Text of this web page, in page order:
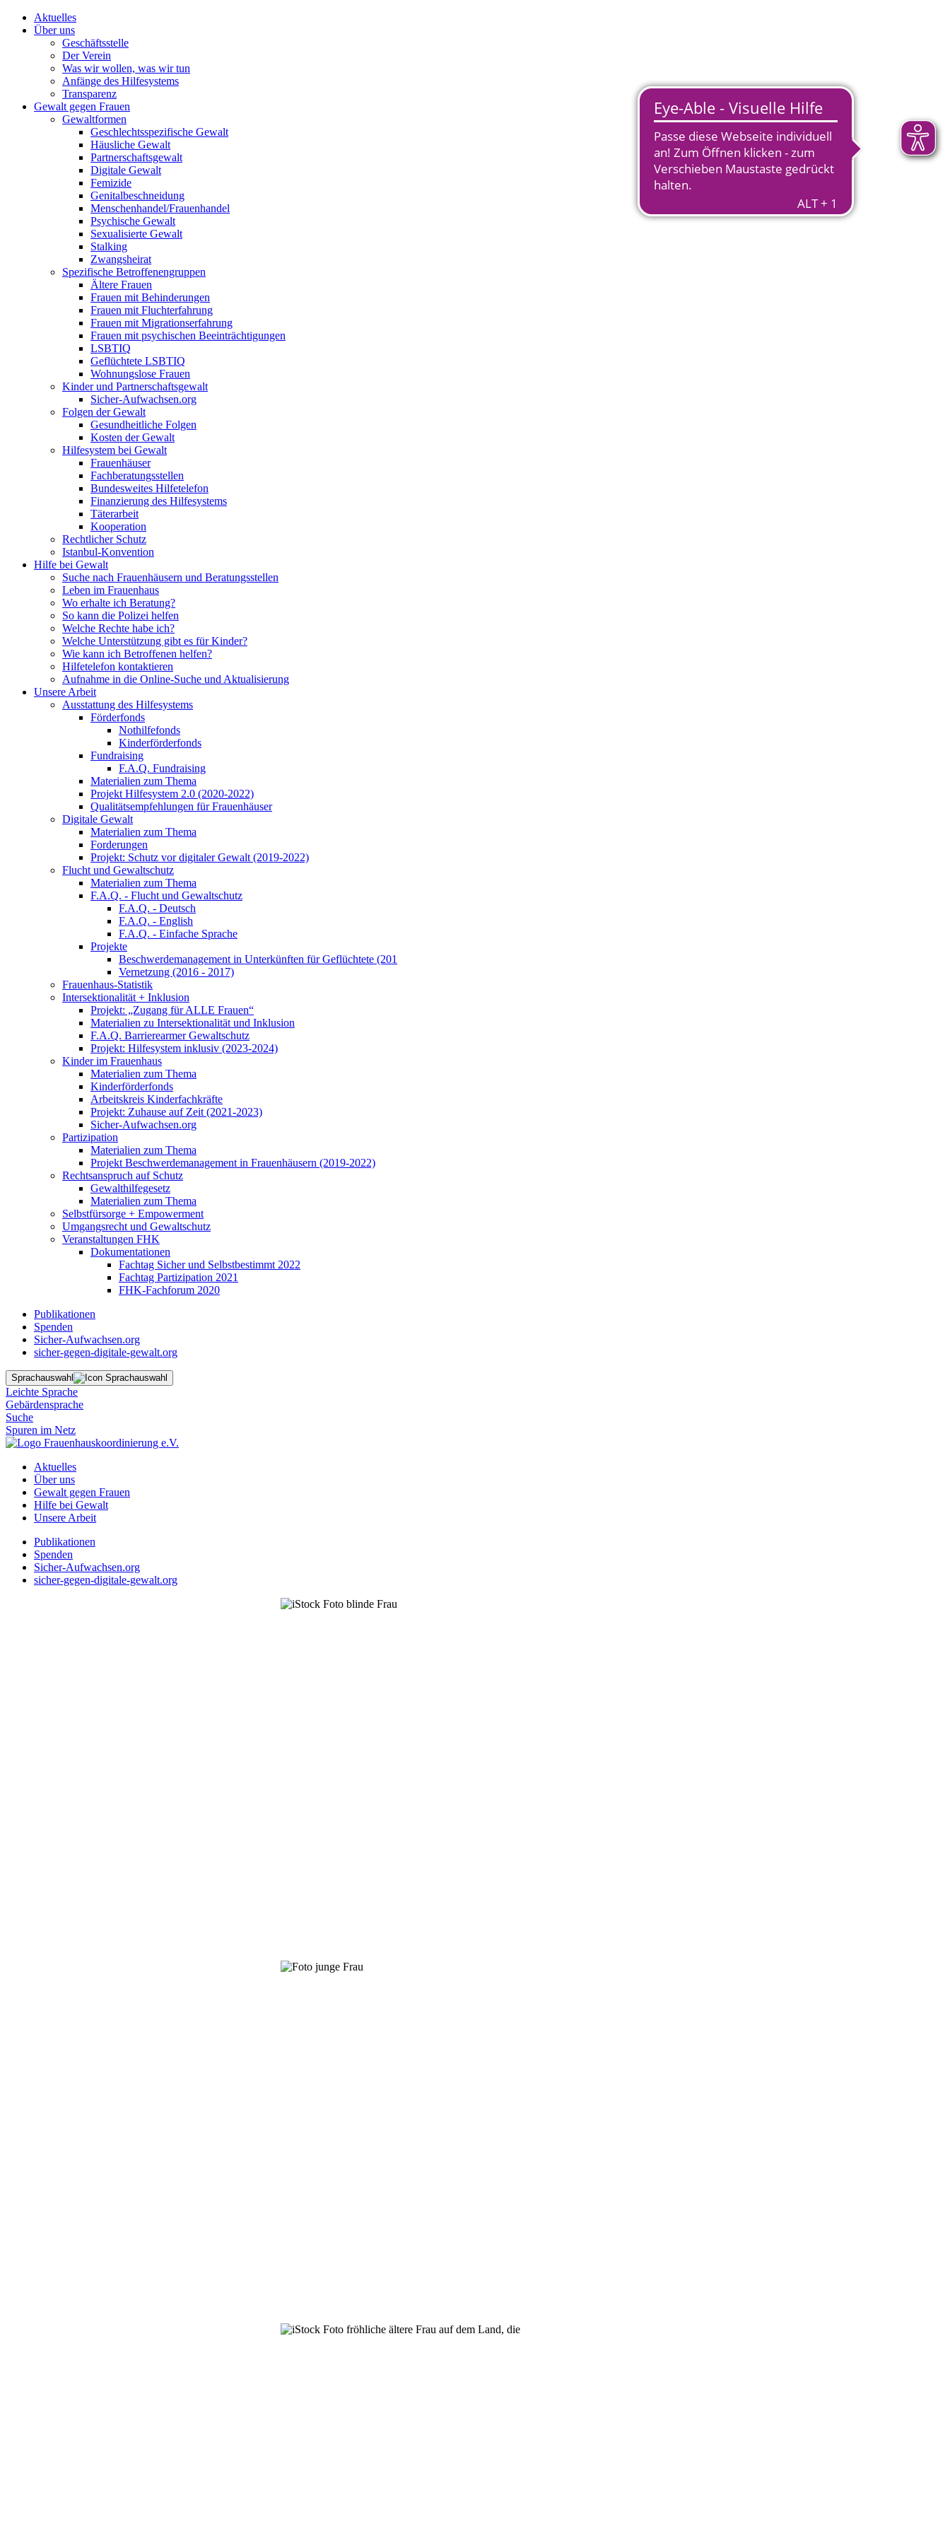
Aktuelles
Über uns
Geschäftsstelle
Der Verein
Was wir wollen, was wir tun
Anfänge des Hilfesystems
Transparenz
Gewalt gegen Frauen
Gewaltformen
Geschlechtsspezifische Gewalt
Häusliche Gewalt
Partnerschaftsgewalt
Digitale Gewalt
Femizide
Genitalbeschneidung
Menschenhandel/Frauenhandel
Psychische Gewalt
Sexualisierte Gewalt
Stalking
Zwangsheirat
Spezifische Betroffenengruppen
Ältere Frauen
Frauen mit Behinderungen
Frauen mit Fluchterfahrung
Frauen mit Migrationserfahrung
Frauen mit psychischen Beeinträchtigungen
LSBTIQ
Geflüchtete LSBTIQ
Wohnungslose Frauen
Kinder und Partnerschaftsgewalt
Sicher-Aufwachsen.org
Folgen der Gewalt
Gesundheitliche Folgen
Kosten der Gewalt
Hilfesystem bei Gewalt
Frauenhäuser
Fachberatungsstellen
Bundesweites Hilfetelefon
Finanzierung des Hilfesystems
Täterarbeit
Kooperation
Rechtlicher Schutz
Istanbul-Konvention
Hilfe bei Gewalt
Suche nach Frauenhäusern und Beratungsstellen
Leben im Frauenhaus
Wo erhalte ich Beratung?
So kann die Polizei helfen
Welche Rechte habe ich?
Welche Unterstützung gibt es für Kinder?
Wie kann ich Betroffenen helfen?
Hilfetelefon kontaktieren
Aufnahme in die Online-Suche und Aktualisierung
Unsere Arbeit
Ausstattung des Hilfesystems
Förderfonds
Nothilfefonds
Kinderförderfonds
Fundraising
F.A.Q. Fundraising
Materialien zum Thema
Projekt Hilfesystem 2.0 (2020-2022)
Qualitätsempfehlungen für Frauenhäuser
Digitale Gewalt
Materialien zum Thema
Forderungen
Projekt: Schutz vor digitaler Gewalt (2019-2022)
Flucht und Gewaltschutz
Materialien zum Thema
F.A.Q. - Flucht und Gewaltschutz
F.A.Q. - Deutsch
F.A.Q. - English
F.A.Q. - Einfache Sprache
Projekte
Beschwerdemanagement in Unterkünften für Geflüchtete (201
Vernetzung (2016 - 2017)
Frauenhaus-Statistik
Intersektionalität + Inklusion
Projekt: „Zugang für ALLE Frauen“
Materialien zu Intersektionalität und Inklusion
F.A.Q. Barrierearmer Gewaltschutz
Projekt: Hilfesystem inklusiv (2023-2024)
Kinder im Frauenhaus
Materialien zum Thema
Kinderförderfonds
Arbeitskreis Kinderfachkräfte
Projekt: Zuhause auf Zeit (2021-2023)
Sicher-Aufwachsen.org
Partizipation
Materialien zum Thema
Projekt Beschwerdemanagement in Frauenhäusern (2019-2022)
Rechtsanspruch auf Schutz
Gewalthilfegesetz
Materialien zum Thema
Selbstfürsorge + Empowerment
Umgangsrecht und Gewaltschutz
Veranstaltungen FHK
Dokumentationen
Fachtag Sicher und Selbstbestimmt 2022
Fachtag Partizipation 2021
FHK-Fachforum 2020
Publikationen
Spenden
Sicher-Aufwachsen.org
sicher-gegen-digitale-gewalt.org
Sprachauswahl
Leichte Sprache
Gebärdensprache
Suche
Spuren im Netz
Aktuelles
Über uns
Gewalt gegen Frauen
Hilfe bei Gewalt
Unsere Arbeit
Publikationen
Spenden
Sicher-Aufwachsen.org
sicher-gegen-digitale-gewalt.org